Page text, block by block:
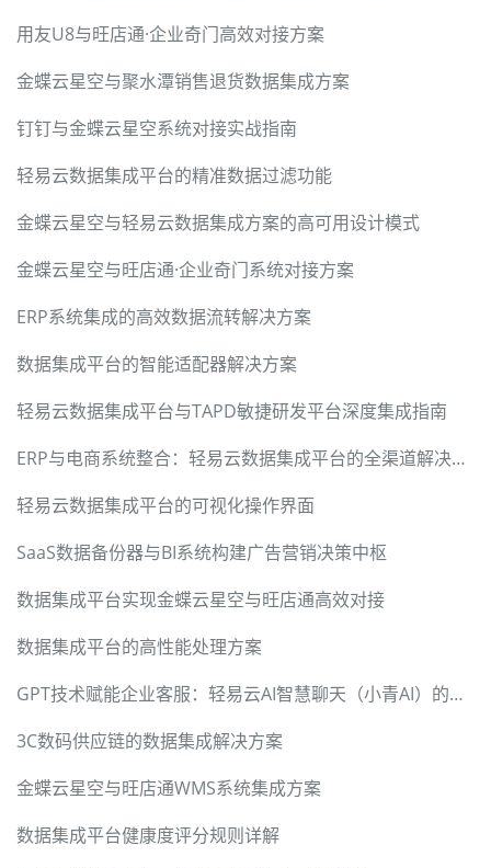
用友U8与旺店通·企业奇门高效对接方案
金蝶云星空与聚水潭销售退货数据集成方案
钉钉与金蝶云星空系统对接实战指南
轻易云数据集成平台的精准数据过滤功能
金蝶云星空与轻易云数据集成方案的高可用设计模式
金蝶云星空与旺店通·企业奇门系统对接方案
ERP系统集成的高效数据流转解决方案
数据集成平台的智能适配器解决方案
轻易云数据集成平台与TAPD敏捷研发平台深度集成指南
ERP与电商系统整合：轻易云数据集成平台的全渠道解决方案
轻易云数据集成平台的可视化操作界面
SaaS数据备份器与BI系统构建广告营销决策中枢
数据集成平台实现金蝶云星空与旺店通高效对接
数据集成平台的高性能处理方案
GPT技术赋能企业客服：轻易云AI智慧聊天（小青AI）的智能化实践
3C数码供应链的数据集成解决方案
金蝶云星空与旺店通WMS系统集成方案
数据集成平台健康度评分规则详解